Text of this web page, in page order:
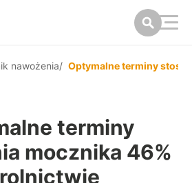
nawożenia/ Optymalne terminy
terminy
mocznika 46%